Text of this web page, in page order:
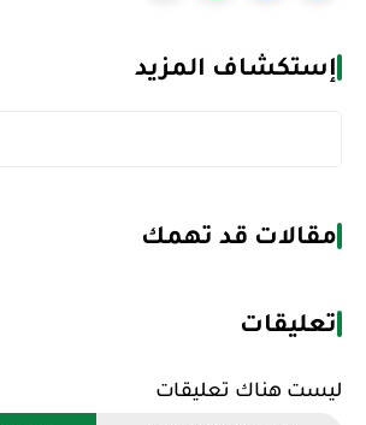
إستكشاف المزيد
مقالات قد تهمك
تعليقات
ليست هناك تعليقات